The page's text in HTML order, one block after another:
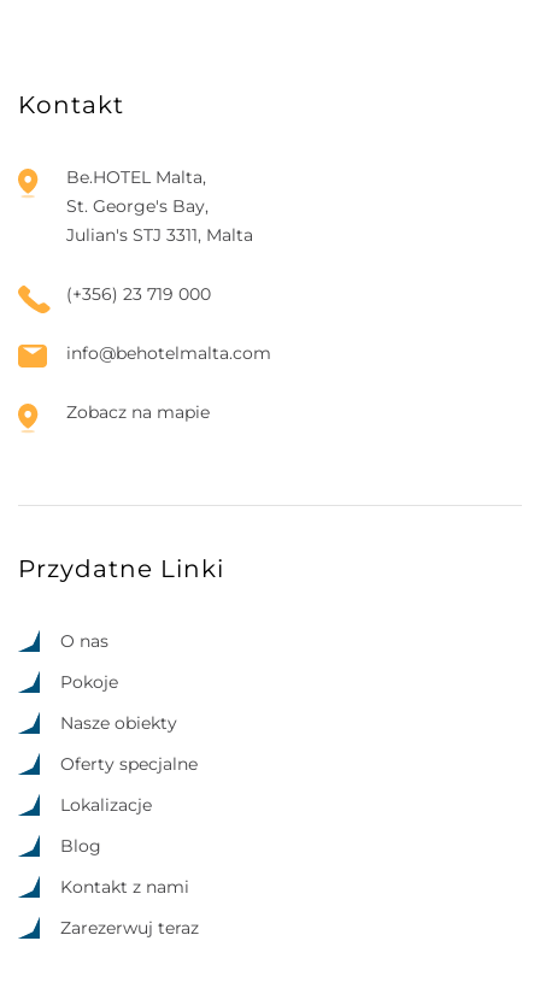
Kontakt
Be.HOTEL Malta,
St. George's Bay,
Julian's STJ 3311, Malta
(+356) 23 719 000
info@behotelmalta.com
Zobacz na mapie
Przydatne Linki
O nas
Pokoje
Nasze obiekty
Oferty specjalne
Lokalizacje
Blog
Kontakt z nami
Zarezerwuj teraz